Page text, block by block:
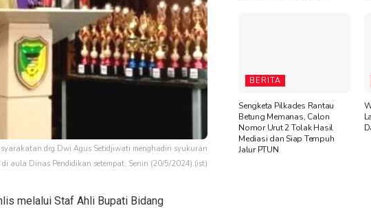
drg Dwi Agus Setidjiwati menghadiri syukuran
aula Dinas Pendidikan setempat, Senin (20/5/2024).(ist)
melalui Staf Ahli Bupati Bidang
BERITA
Sengketa Pilkades Rantau
Betung Memanas, Calon
Nomor Urut 2 Tolak Hasil
Mediasi dan Siap Tempuh
Jalur PTUN